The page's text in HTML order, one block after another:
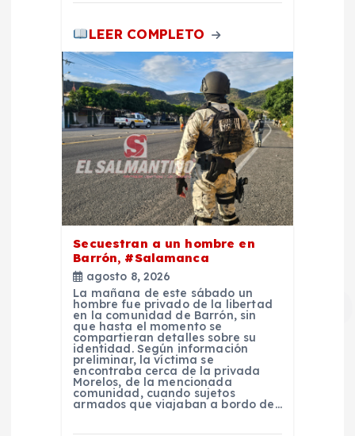
LEER COMPLETO
Secuestran a un hombre en
Barrón, #Salamanca
agosto 8, 2026
La mañana de este sábado un
hombre fue privado de la libertad
en la comunidad de Barrón, sin
que hasta el momento se
compartieran detalles sobre su
identidad. Según información
preliminar, la víctima se
encontraba cerca de la privada
Morelos, de la mencionada
comunidad, cuando sujetos
armados que viajaban a bordo de…